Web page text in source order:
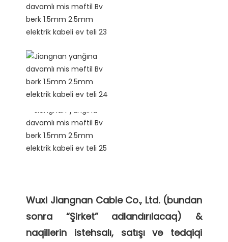
Wuxi Jiangnan Cable Co., Ltd. (bundan
sonra “Şirkət” adlandırılacaq) &
naqillərin istehsalı, satışı və tədqiqi